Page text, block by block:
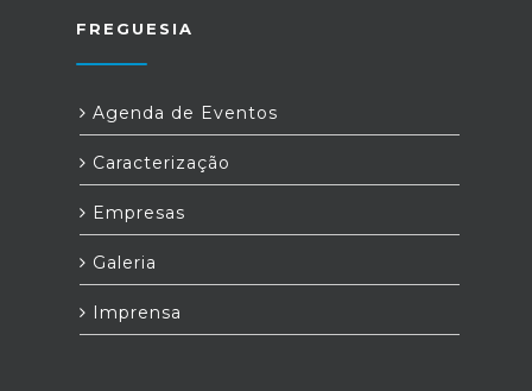
FREGUESIA
Agenda de Eventos
Caracterização
Empresas
Galeria
Imprensa